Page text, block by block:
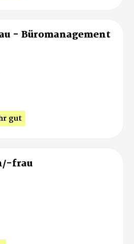
- Büromanagement
gut
frau